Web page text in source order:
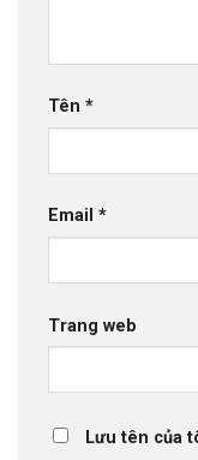
Tên *
Email *
Trang web
Lưu tên của